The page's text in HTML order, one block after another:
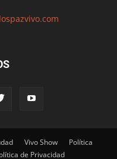
Vivo Show
Política
de Privacidad